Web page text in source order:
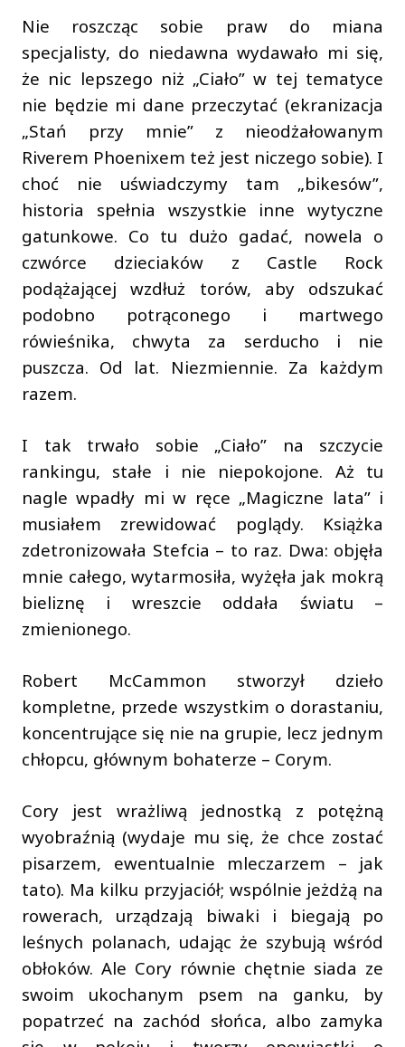
Nie roszcząc sobie praw do miana
specjalisty, do niedawna wydawało mi się,
że nic lepszego niż „Ciało” w tej tematyce
nie będzie mi dane przeczytać (ekranizacja
„Stań przy mnie” z nieodżałowanym
Riverem Phoenixem też jest niczego sobie). I
choć nie uświadczymy tam „bikesów”,
historia spełnia wszystkie inne wytyczne
gatunkowe. Co tu dużo gadać, nowela o
czwórce dzieciaków z Castle Rock
podążającej wzdłuż torów, aby odszukać
podobno potrąconego i martwego
rówieśnika, chwyta za serducho i nie
puszcza. Od lat. Niezmiennie. Za każdym
razem.
I tak trwało sobie „Ciało” na szczycie
rankingu, stałe i nie niepokojone. Aż tu
nagle wpadły mi w ręce „Magiczne lata” i
musiałem zrewidować poglądy. Książka
zdetronizowała Stefcia – to raz. Dwa: objęła
mnie całego, wytarmosiła, wyżęła jak mokrą
bieliznę i wreszcie oddała światu –
zmienionego.
Robert McCammon stworzył dzieło
kompletne, przede wszystkim o dorastaniu,
koncentrujące się nie na grupie, lecz jednym
chłopcu, głównym bohaterze – Corym.
Cory jest wrażliwą jednostką z potężną
wyobraźnią (wydaje mu się, że chce zostać
pisarzem, ewentualnie mleczarzem – jak
tato). Ma kilku przyjaciół; wspólnie jeżdżą na
rowerach, urządzają biwaki i biegają po
leśnych polanach, udając że szybują wśród
obłoków. Ale Cory równie chętnie siada ze
swoim ukochanym psem na ganku, by
popatrzeć na zachód słońca, albo zamyka